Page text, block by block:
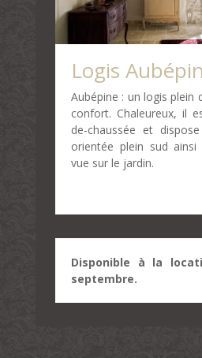
Logis
Aubépine : un logis plein
confort. Chaleureux, il
de-chaussée et
orientée plein sud ainsi
vue sur le jardin.
Disponible à la
septembre.